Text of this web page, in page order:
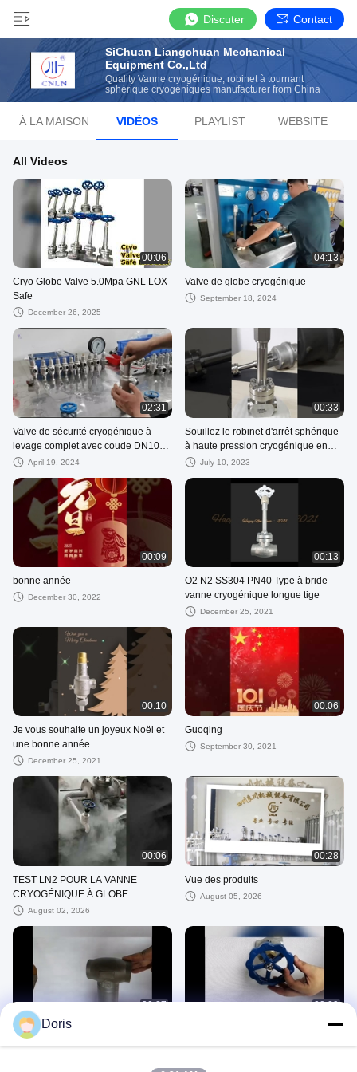
Discuter Contact
SiChuan Liangchuan Mechanical
Equipment Co.,Ltd
Quality Vanne cryogénique, robinet à tournant
sphérique cryogéniques manufacturer from China
À LA MAISON VIDÉOS PLAYLIST WEBSITE
All Videos
00:06
Cryo Globe Valve 5.0Mpa GNL LOX
Safe
December 26, 2025
04:13
Valve de globe cryogénique
September 18, 2024
02:31
Valve de sécurité cryogénique à
levage complet avec coude DN10-
40 mmApril 19, 2024
00:33
Souillez le robinet d'arrêt sphérique
à haute pression cryogénique en
acier de la connexion PN10-32Mpa
July 10, 2023
00:09
bonne année
December 30, 2022
00:13
O2 N2 SS304 PN40 Type à bride
vanne cryogénique longue tige
December 25, 2021
00:10
Je vous souhaite un joyeux Noël et
une bonne année
December 25, 2021
00:06
Guoqing
September 30, 2021
00:06
TEST LN2 POUR LA VANNE
CRYOGÉNIQUE À GLOBE
August 02, 2026
00:28
Vue des produits
August 05, 2026
00:27
fabrication de vannes cryogéniques
August 02, 2026
00:29
August 02, 2026
Doris